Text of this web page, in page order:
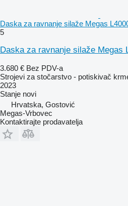
Daska za ravnanje silaže Megas
5
Daska za ravnanje silaže Megas
3.680 € Bez PDV-a
Strojevi za stočarstvo - potiskivač
2023
Stanje novi
Hrvatska, Gostović
Megas-Vrbovec
Kontaktirajte prodavatelja